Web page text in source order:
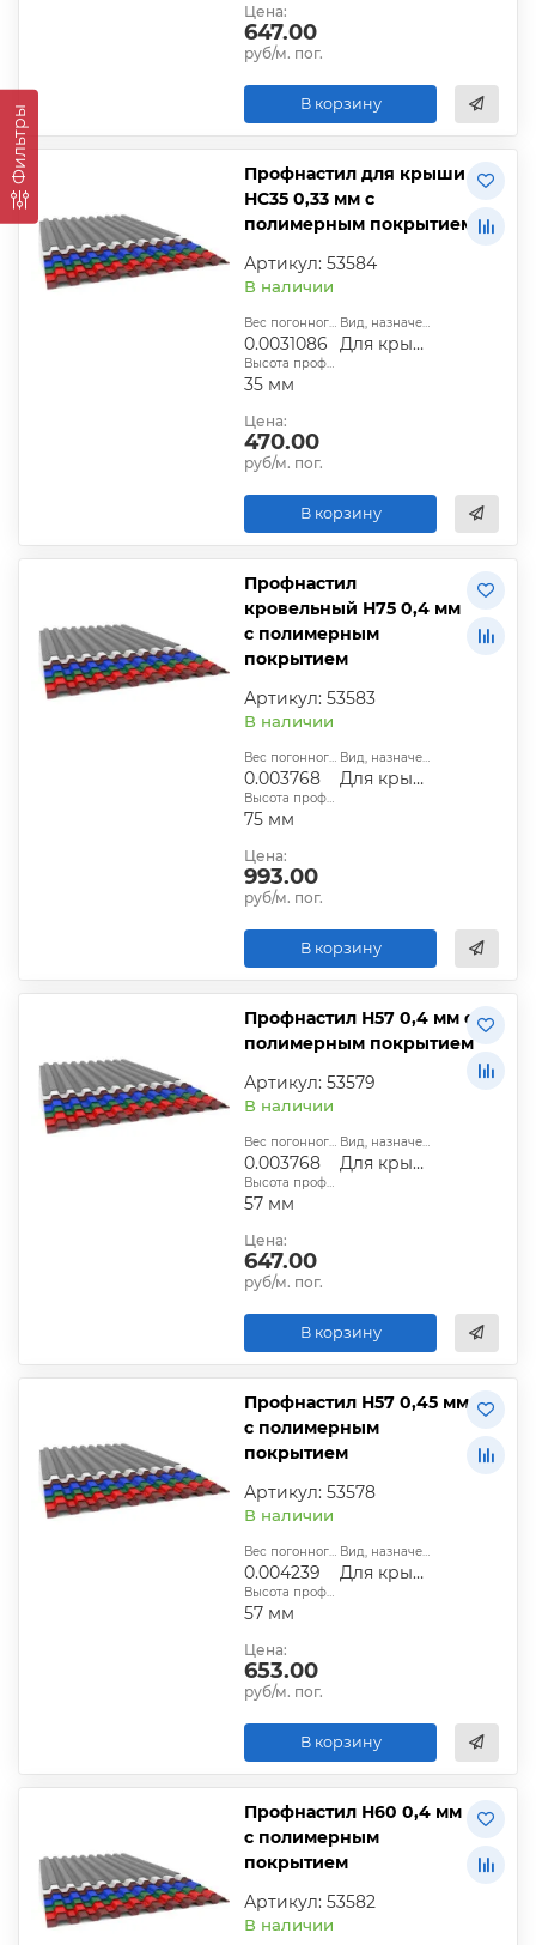
Фильтры
Цена:
647.00
руб/м. пог.
В корзину
Профнастил для крыши
НС35 0,33 мм с
полимерным покрытием
Артикул: 53584
В наличии
Вес погонного метра, т.:
0.0031086
Вид, назначение:
Для крыши
Высота профиля:
35 мм
Цена:
470.00
руб/м. пог.
В корзину
Профнастил
кровельный Н75 0,4 мм
с полимерным
покрытием
Артикул: 53583
В наличии
Вес погонного метра, т.:
0.003768
Вид, назначение:
Для крыши
Высота профиля:
75 мм
Цена:
993.00
руб/м. пог.
В корзину
Профнастил Н57 0,4 мм с
полимерным покрытием
Артикул: 53579
В наличии
Вес погонного метра, т.:
0.003768
Вид, назначение:
Для крыши
Высота профиля:
57 мм
Цена:
647.00
руб/м. пог.
В корзину
Профнастил Н57 0,45 мм
с полимерным
покрытием
Артикул: 53578
В наличии
Вес погонного метра, т.:
0.004239
Вид, назначение:
Для крыши
Высота профиля:
57 мм
Цена:
653.00
руб/м. пог.
В корзину
Профнастил Н60 0,4 мм
с полимерным
покрытием
Артикул: 53582
В наличии